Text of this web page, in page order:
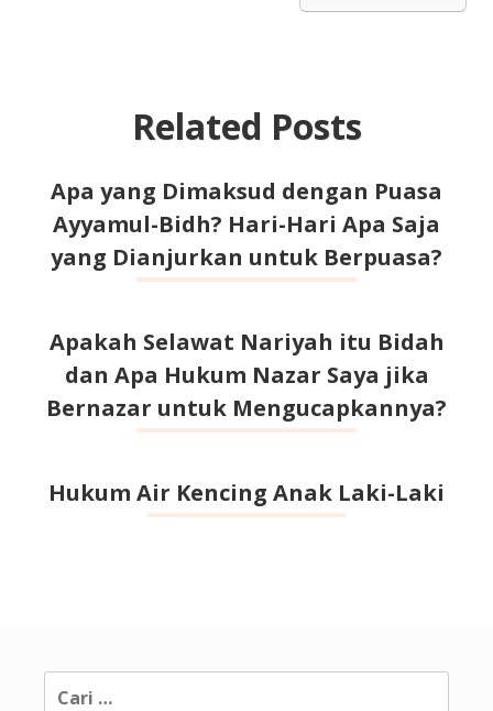
Related Posts
Apa yang Dimaksud dengan Puasa
Ayyamul-Bidh? Hari-Hari Apa Saja
yang Dianjurkan untuk Berpuasa?
Apakah Selawat Nariyah itu Bidah
dan Apa Hukum Nazar Saya jika
Bernazar untuk Mengucapkannya?
Hukum Air Kencing Anak Laki-Laki
Cari